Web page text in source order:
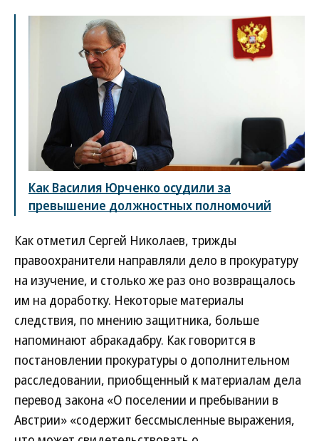
Как Василия Юрченко осудили за
превышение должностных полномочий
Как отметил Сергей Николаев, трижды
правоохранители направляли дело в прокуратуру
на изучение, и столько же раз оно возвращалось
им на доработку. Некоторые материалы
следствия, по мнению защитника, больше
напоминают абракадабру. Как говорится в
постановлении прокуратуры о дополнительном
расследовании, приобщенный к материалам дела
перевод закона «О поселении и пребывании в
Австрии» «содержит бессмысленные выражения,